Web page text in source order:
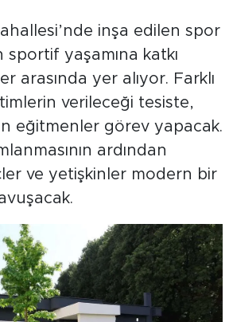
inşa edilen spor
sportif yaşamına katkı
arasında yer alıyor. Farklı
verileceği tesiste,
eğitmenler görev yapacak.
ardından
ve yetişkinler modern bir